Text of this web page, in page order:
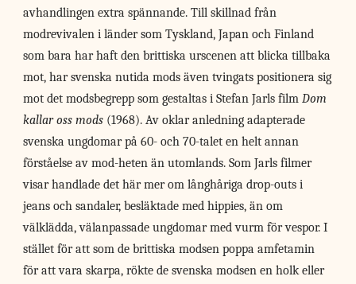
avhandlingen extra spännande. Till skillnad från
modrevivalen i länder som Tyskland, Japan och Finland
som bara har haft den brittiska urscenen att blicka tillbaka
mot, har svenska nutida mods även tvingats positionera sig
mot det modsbegrepp som gestaltas i Stefan Jarls filmDom
kallar oss mods (1968). Av oklar anledning adapterade
svenska ungdomar på 60- och 70-talet en helt annan
förståelse av mod-heten än utomlands. Som Jarls filmer
visar handlade det här mer om långhåriga drop-outs i
jeans och sandaler, besläktade med hippies, än om
välklädda, välanpassade ungdomar med vurm för vespor. I
stället för att som de brittiska modsen poppa amfetamin
för att vara skarpa, rökte de svenska modsen en holk eller